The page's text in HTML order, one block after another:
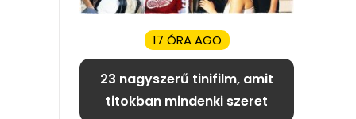
17 ÓRA AGO
23 nagyszerű tinifilm, amit
titokban mindenki szeret